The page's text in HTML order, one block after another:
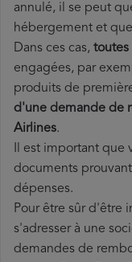
annulé, il se peut
hébergement et
Dans ces cas, toutes
engagées, par
produits de
d'une demande de
Airlines.
Il est important que
documents
dépenses.
Pour être sûr d'être
s'adresser à une
demandes de